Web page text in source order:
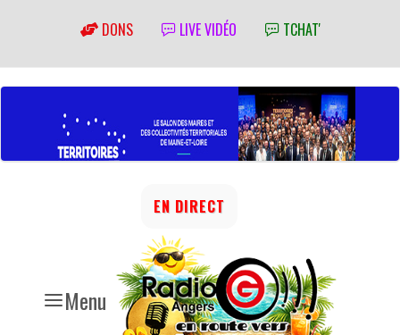
DONS LIVE VIDÉO TCHAT'
Menu
EN DIRECT